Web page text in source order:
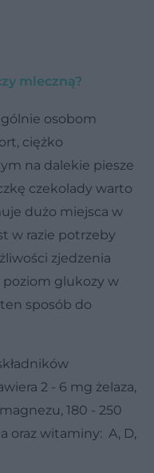
mleczną?
osobom
ciężko
na dalekie piesze
czekolady warto
dużo miejsca w
w razie potrzeby
zjedzenia
glukozy w
sposób do
2 - 6 mg żelaza,
180 - 250
oraz witaminy: A, D,